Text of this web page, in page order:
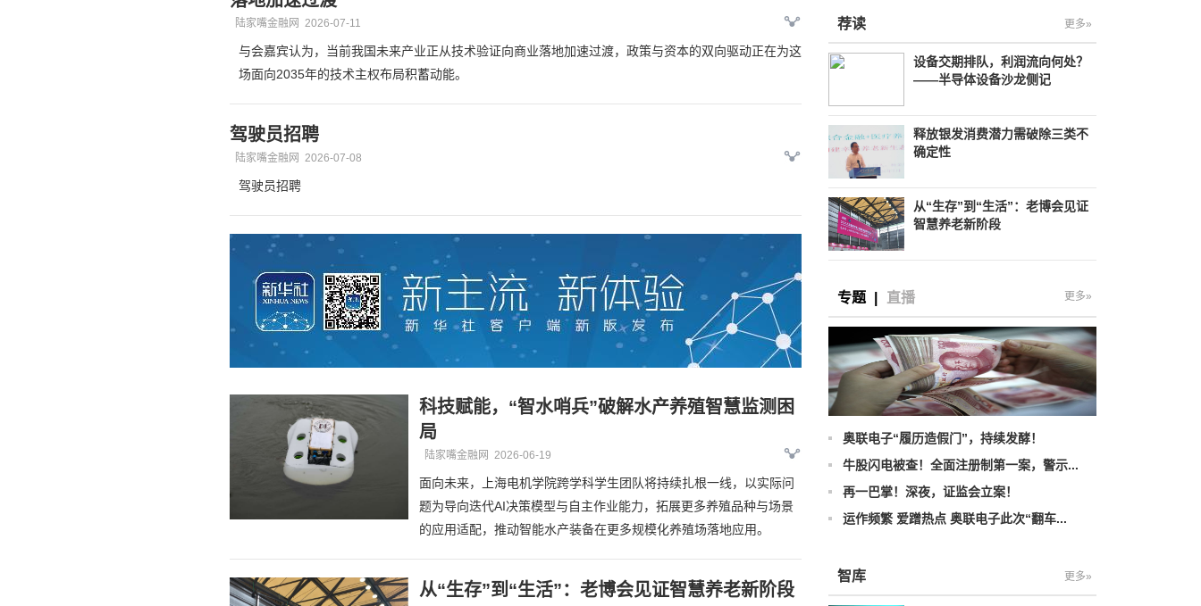
陆家嘴金融网 2026-07-11
与会嘉宾认为，当前我国未来产业正从技术验证向商业落地加速过渡，政策与资本的双向驱动正在为这
场面向2035年的技术主权布局积蓄动能。
驾驶员招聘
陆家嘴金融网 2026-07-08
驾驶员招聘
科技赋能，“智水哨兵”破解水产养殖智慧监测困
局
陆家嘴金融网 2026-06-19
面向未来，上海电机学院跨学科学生团队将持续扎根一线，以实际问
题为导向迭代AI决策模型与自主作业能力，拓展更多养殖品种与场景
的应用适配，推动智能水产装备在更多规模化养殖场落地应用。
从“生存”到“生活”：老博会见证智慧养老新阶段
荐读 更多»
设备交期排队，利润流向何处？
——半导体设备沙龙侧记
释放银发消费潜力需破除三类不
确定性
从“生存”到“生活”：老博会见证
智慧养老新阶段
专题 直播 更多»
奥联电子“履历造假门”，持续发酵！
牛股闪电被查！全面注册制第一案，警示...
再一巴掌！深夜，证监会立案！
运作频繁 爱蹭热点 奥联电子此次“翻车...
智库 更多»